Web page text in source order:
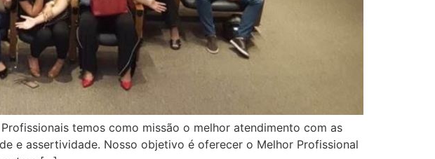
temos como missão o melhor atendimento com as
e assertividade. Nosso objetivo é oferecer o Melhor Profissional